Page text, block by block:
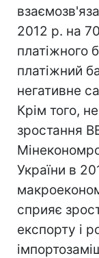
2012 р. на
платіжного
платіжний
негативне
Крім того,
зростання
України в
сприяє
експорту і